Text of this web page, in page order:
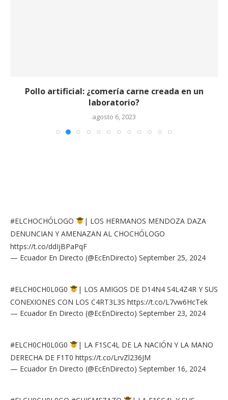
Pollo artificial: ¿comería carne creada en un
laboratorio?
agosto 6, 2023
#ELCHOCHÓLOGO
| LOS HERMANOS MENDOZA DAZA
DENUNCIAN Y AMENAZAN AL CHOCHÓLOGO
https://t.co/ddIjBPaPqF
— Ecuador En Directo (@EcEnDirecto) September 25, 2024
#ELCH0CH0L0G0
| LOS AMIGOS DE D14N4 S4L4Z4R Y SUS
CONEXIONES CON LOS C4RT3L3S https://t.co/L7vw6HcTek
— Ecuador En Directo (@EcEnDirecto) September 23, 2024
#ELCH0CH0L0G0
| LA F1SC4L DE LA NACIÓN Y LA MANO
DERECHA DE F1T0 https://t.co/LrvZl236JM
— Ecuador En Directo (@EcEnDirecto) September 16, 2024